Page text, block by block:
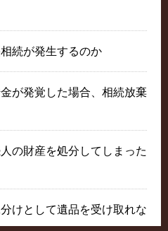
続が発生するのか
が発覚した場合、相続放棄
の財産を処分してしまった
けとして遺品を受け取れな